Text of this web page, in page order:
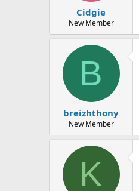
Cidgie
New Member
B
breizhthony
New Member
K